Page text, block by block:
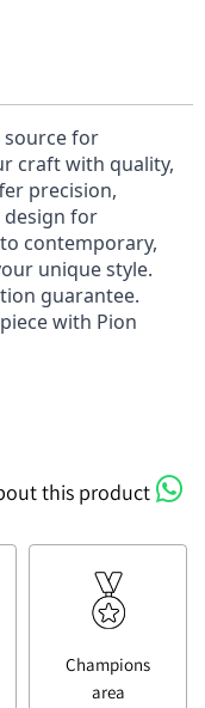
source for
craft with quality,
precision,
design for
contemporary,
unique style.
guarantee.
with Pion
this product
Champions
area